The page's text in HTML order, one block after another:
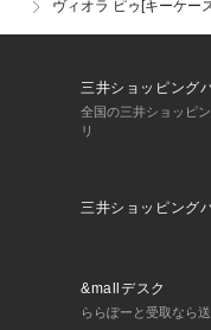
ヴィオラ ピゥ[キーケー
三井ショッピング
全国の三井ショッピ
リ
三井ショッピング
&mallデスク
ららぽーと受取なら